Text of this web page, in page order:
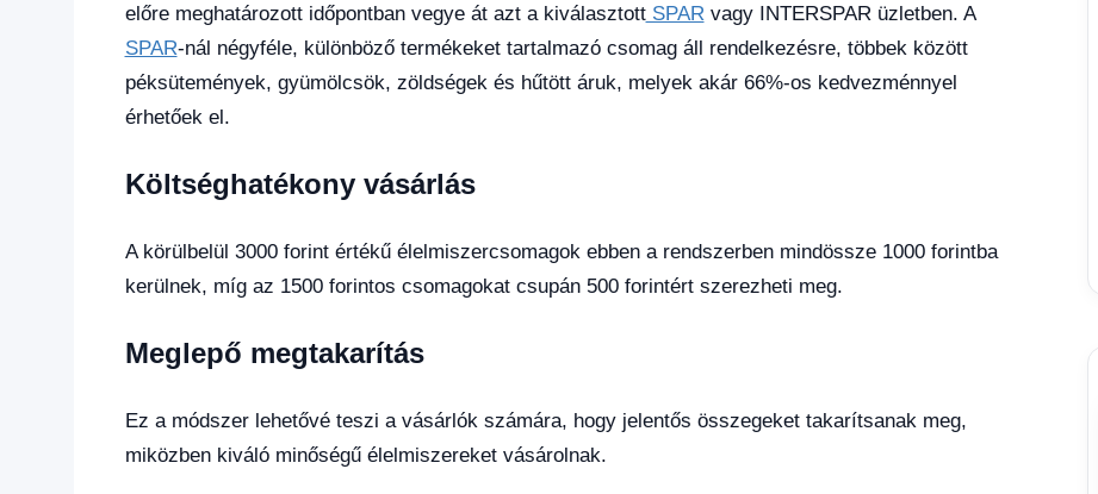
előre meghatározott időpontban vegye át azt a kiválasztottSPAR vagy INTERSPAR üzletben. A
SPAR-nál négyféle, különböző termékeket tartalmazó csomag áll rendelkezésre, többek között
péksütemények, gyümölcsök, zöldségek és hűtött áruk, melyek akár 66%-os kedvezménnyel
érhetőek el.
Költséghatékony vásárlás
A körülbelül 3000 forint értékű élelmiszercsomagok ebben a rendszerben mindössze 1000 forintba
kerülnek, míg az 1500 forintos csomagokat csupán 500 forintért szerezheti meg.
Meglepő megtakarítás
Ez a módszer lehetővé teszi a vásárlók számára, hogy jelentős összegeket takarítsanak meg,
miközben kiváló minőségű élelmiszereket vásárolnak.